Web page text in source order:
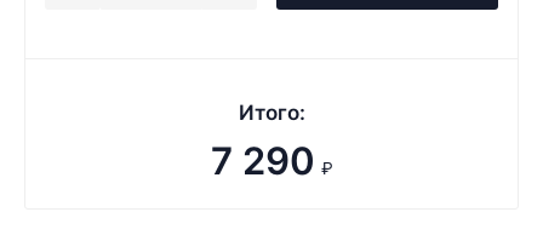
Итого:
7 290 ₽